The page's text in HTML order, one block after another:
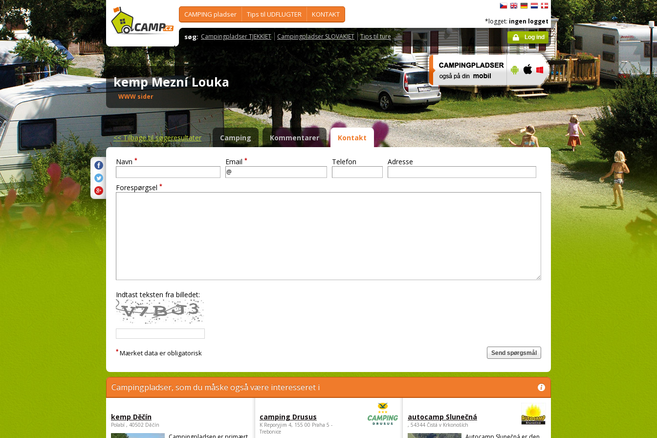
CAMPING pladser Tips til UDFLUGTER KONTAKT
søg: Campingpladser TJEKKIET Campingpladser SLOVAKIET Tips til ture
*logget: ingen logget
Log ind
kemp Mezní Louka
WWW sider
<<Tilbage til søgeresultater Camping Kommentarer Kontakt
Navn * Email * Telefon Adresse
Forespørgsel *
Indtast teksten fra billedet:
* Mærket data er obligatorisk
Campingpladser, som du måske også være interesseret i
kemp Děčín
Polabí , 40502 Děčín
camping Drusus
K Reporyjim 4, 155 00 Praha 5 -
Trebonice
autocamp Slunečná
, 54344 Čistá v Krkonoších